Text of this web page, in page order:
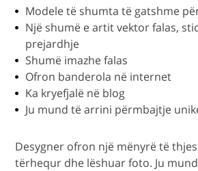
Modele të shumta të gatshme
Një shumë e artit vektor falas,
prejardhje
Shumë imazhe falas
Ofron banderola në internet
Ka kryefjalë në blog
Ju mund të arrini përmbajtje
Desygner ofron një mënyrë të
tërhequr dhe lëshuar foto. Ju